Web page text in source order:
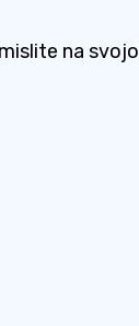
na svojo